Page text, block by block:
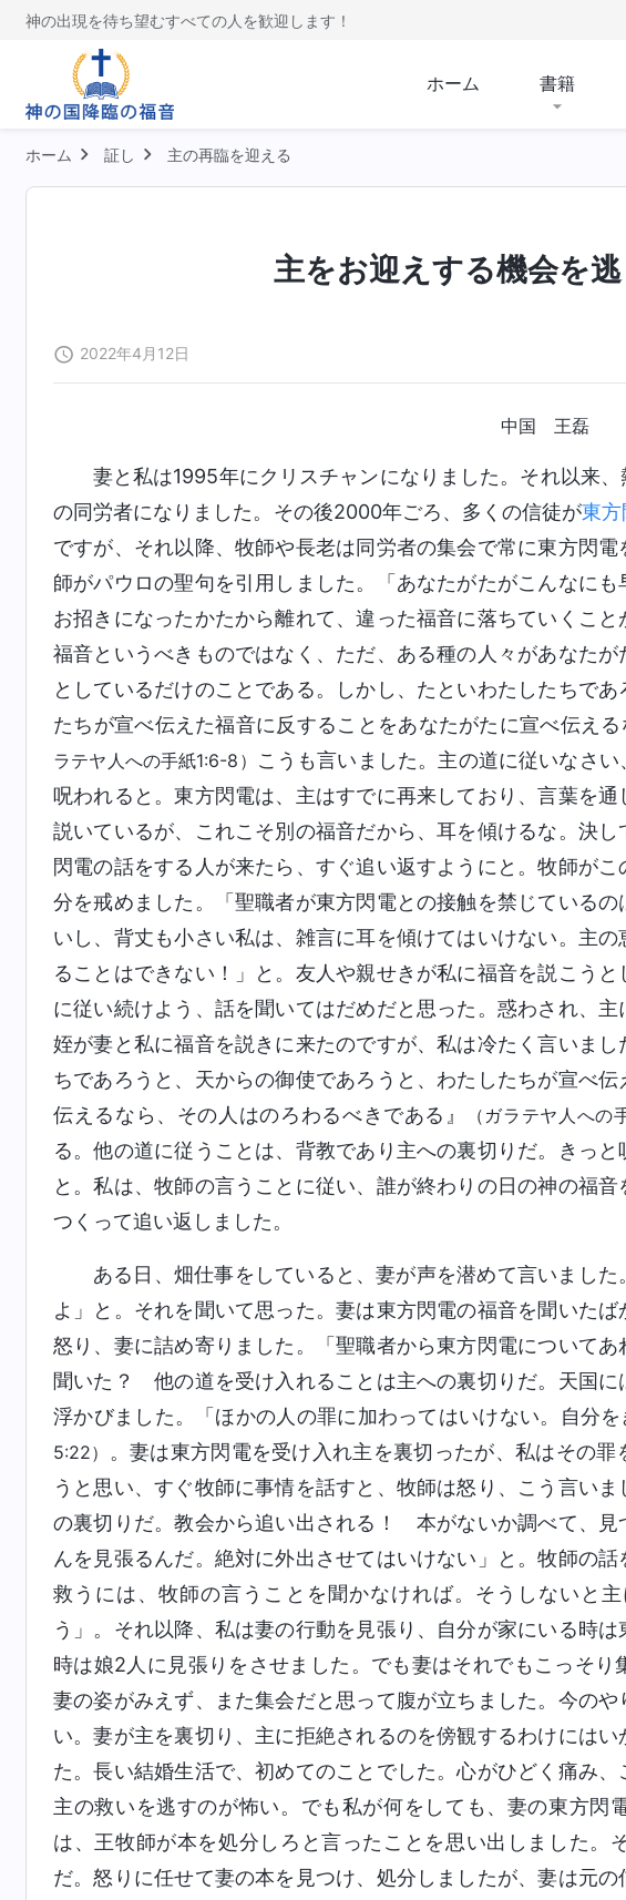
神の出現を待ち望むすべての人を歓迎します！
ホーム 書籍
ホーム 証し 主の再臨を迎える
主をお迎えする機会を
2022年4月12日
中国 王磊
妻と私は1995年にクリスチャンになりました。それ以来
の同労者になりました。その後2000年ごろ、多くの信徒が東
ですが、それ以降、牧師や長老は同労者の集会で常に東方閃
師がパウロの聖句を引用しました。「あなたがたがこんなに
お招きになったかたから離れて、違った福音に落ちていくこ
福音というべきものではなく、ただ、ある種の人々があなた
としているだけのことである。しかし、たといわたしたちで
たちが宣べ伝えた福音に反することをあなたがたに宣べ伝え
ラテヤ人への手紙1:6-8） こうも言いました。主の道に従いなさ
呪われると。東方閃電は、主はすでに再来しており、言葉を
説いているが、これこそ別の福音だから、耳を傾けるな。決
閃電の話をする人が来たら、すぐ追い返すようにと。牧師が
分を戒めました。「聖職者が東方閃電との接触を禁じている
いし、背丈も小さい私は、雑言に耳を傾けてはいけない。主
ることはできない！」と。友人や親せきが私に福音を説こう
に従い続けよう、話を聞いてはだめだと思った。惑わされ、主
姪が妻と私に福音を説きに来たのですが、私は冷たく言いま
ちであろうと、天からの御使であろうと、わたしたちが宣べ
伝えるなら、その人はのろわるべきである』
（ガラテヤ人への
る。他の道に従うことは、背教であり主への裏切りだ。きっと
と。私は、牧師の言うことに従い、誰が終わりの日の神の福
つくって追い返しました。
ある日、畑仕事をしていると、妻が声を潜めて言いまし
よ」と。それを聞いて思った。妻は東方閃電の福音を聞いた
怒り、妻に詰め寄りました。「聖職者から東方閃電について
聞いた？ 他の道を受け入れることは主への裏切りだ。天国
浮かびました。「ほかの人の罪に加わってはいけない。自分を
5:22）
。妻は東方閃電を受け入れ主を裏切ったが、私はその
うと思い、すぐ牧師に事情を話すと、牧師は怒り、こう言い
の裏切りだ。教会から追い出される！ 本がないか調べて、見
んを見張るんだ。絶対に外出させてはいけない」と。牧師の
救うには、牧師の言うことを聞かなければ。そうしないと
う」。それ以降、私は妻の行動を見張り、自分が家にいる時
時は娘2人に見張りをさせました。でも妻はそれでもこっそり
妻の姿がみえず、また集会だと思って腹が立ちました。今の
い。妻が主を裏切り、主に拒絶されるのを傍観するわけには
た。長い結婚生活で、初めてのことでした。心がひどく痛み、
主の救いを逃すのが怖い。でも私が何をしても、妻の東方閃
は、王牧師が本を処分しろと言ったことを思い出しました。
だ。怒りに任せて妻の本を見つけ、処分しましたが、妻は元